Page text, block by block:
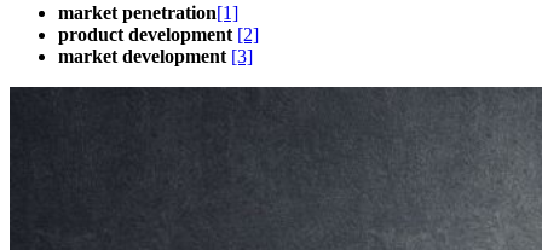
market penetration[1]
product development [2]
market development [3]